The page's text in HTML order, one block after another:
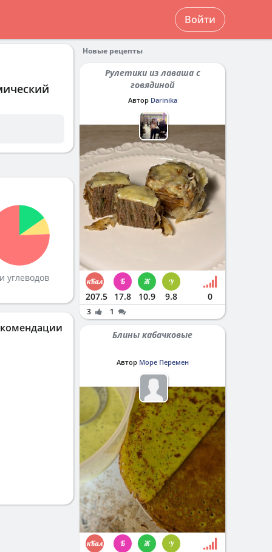
Войти
углеводов
Новые рецепты
Рулетики из лаваша с
говядиной
Автор Darinika
207.5 17.8 10.9 9.8 0
3 1
Блины кабачковые
Автор Море Перемен